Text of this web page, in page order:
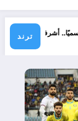
ترند
رسميًا.. أشرف خضر